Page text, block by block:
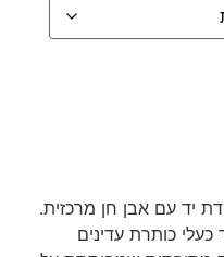
יד עם אבן חן מרכזית.
כעלי כותרת עדינים